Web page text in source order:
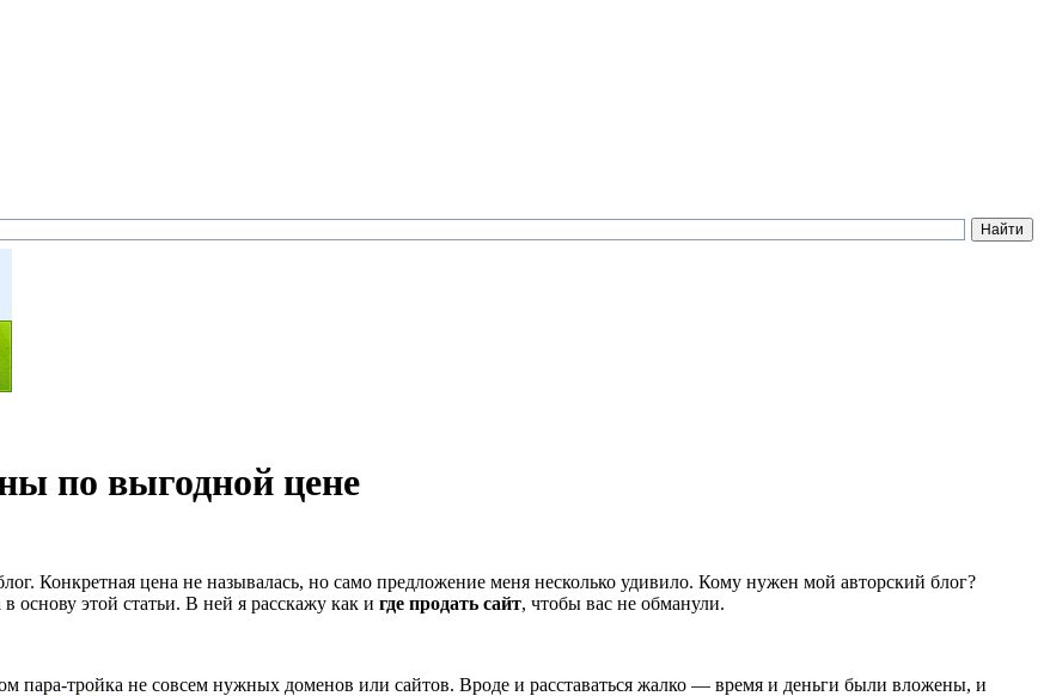
по выгодной цене
Конкретная цена не называлась, но само предложение меня несколько удивило. Кому нужен мой авторский блог?
основу этой статьи. В ней я расскажу как и где продать сайт, чтобы вас не обманули.
пара-тройка не совсем нужных доменов или сайтов. Вроде и расставаться жалко — время и деньги были вложены, и